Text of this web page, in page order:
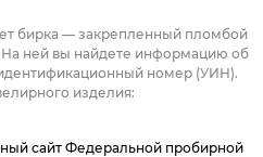
бирка — закрепленный пломбой
ней вы найдете информацию об
номер (УИН).
изделия:
сайт Федеральной пробирной